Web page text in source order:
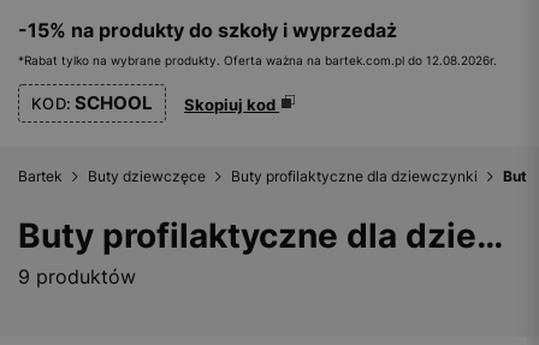
-15% na produkty do szkoły i wyprzedaż
*Rabat tylko na wybrane produkty. Oferta ważna na bartek.com.pl do 12.08.2026r.
KOD: SCHOOL Skopiuj kod
Bartek Buty dziewczęce Buty profilaktyczne dla dziewczynki Buty
Buty profilaktyczne dla dziewczynki - rozmiar 27
9 produktów